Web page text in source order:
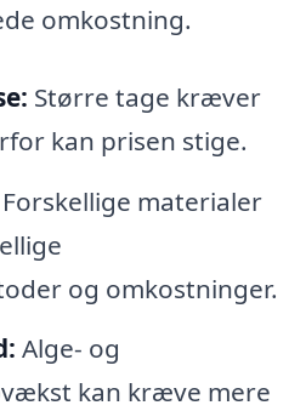
omkostning.
Større tage kræver
kan prisen stige.
Forskellige materialer
og omkostninger.
Alge- og
kan kræve mere